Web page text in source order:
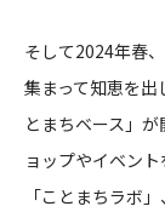
そして2024年春
集まって知恵を
とまちベース」
ョップやイベン
「ことまちラボ